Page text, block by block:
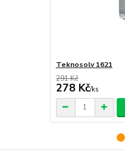
Teknosolv 1621
291 Kč
278 Kč/ks